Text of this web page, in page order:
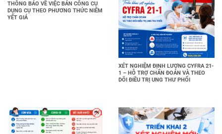
THÔNG BÁO VỀ VIỆC BÁN CÔNG CỤ
DỤNG CỤ THEO PHƯƠNG THỨC NIÊM
YẾT GIÁ
XÉT NGHIỆM ĐỊNH LƯỢNG CYFRA 21-
1 – HỖ TRỢ CHẨN ĐOÁN VÀ THEO
DÕI ĐIỀU TRỊ UNG THƯ PHỔI